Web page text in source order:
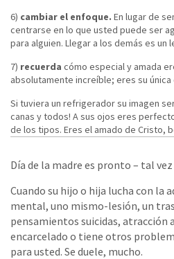
6) cambiar el enfoque. En lugar de
centrarse en lo que usted puede ser
para alguien. Llegar a los demás es un
7) recuerda cómo especial y amada
absolutamente increíble; eres su única
Si tuviera un refrigerador su imagen
canas y todos! A sus ojos eres
de los tipos. Eres el amado de Cristo,
Día de la madre es pronto – tal
Cuando su hijo o hija lucha con la
mental, uno mismo-lesión, un
pensamientos suicidas, atracción
encarcelado o tiene otros
para usted. Se duele, mucho.